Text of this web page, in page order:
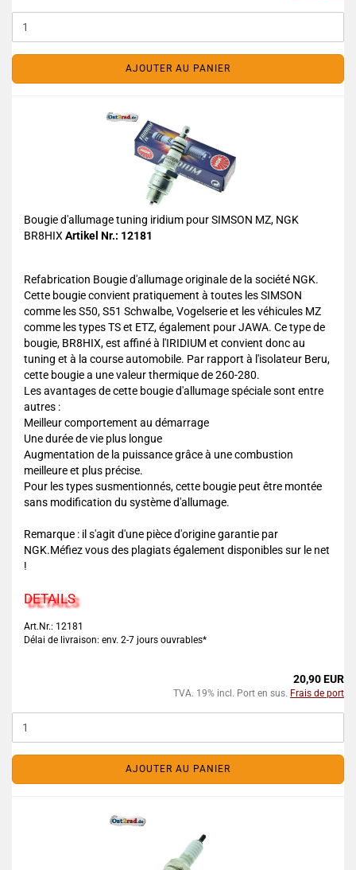
AJOUTER AU PANIER
Bougie d'allumage tuning iridium pour SIMSON MZ, NGK
BR8HIX Artikel Nr.: 12181
Refabrication Bougie d'allumage originale de la société NGK.
Cette bougie convient pratiquement à toutes les SIMSON
comme les S50, S51 Schwalbe, Vogelserie et les véhicules MZ
comme les types TS et ETZ, également pour JAWA. Ce type de
bougie, BR8HIX, est affiné à l'IRIDIUM et convient donc au
tuning et à la course automobile. Par rapport à l'isolateur Beru,
cette bougie a une valeur thermique de 260-280.
Les avantages de cette bougie d'allumage spéciale sont entre
autres :
Meilleur comportement au démarrage
Une durée de vie plus longue
Augmentation de la puissance grâce à une combustion
meilleure et plus précise.
Pour les types susmentionnés, cette bougie peut être montée
sans modification du système d'allumage.
Remarque : il s'agit d'une pièce d'origine garantie par
NGK.Méfiez vous des plagiats également disponibles sur le net
!
DETAILS
Art.Nr.: 12181
Délai de livraison: env. 2-7 jours ouvrables*
20,90 EUR
TVA. 19% incl. Port en sus. Frais de port
AJOUTER AU PANIER